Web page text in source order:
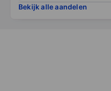
Bekijk alle aandelen